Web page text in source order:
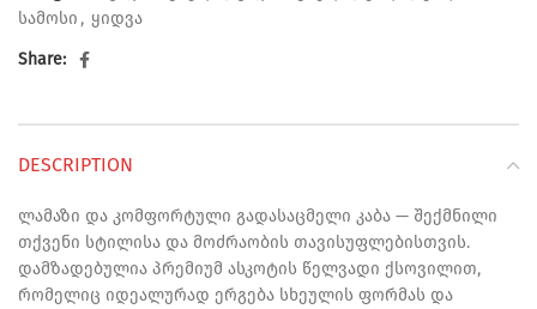
სამოსი , ყიდვა
Share:
DESCRIPTION
ლამაზი და კომფორტული გადასაცმელი კაბა — შექმნილი
თქვენი სტილისა და მოძრაობის თავისუფლებისთვის.
დამზადებულია პრემიუმ ასკოტის წელვადი ქსოვილით,
რომელიც იდეალურად ერგება სხეულის ფორმას და